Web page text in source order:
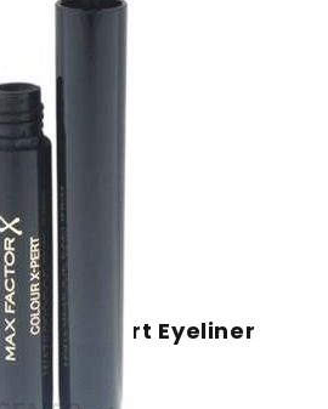
X-pert Eyeliner